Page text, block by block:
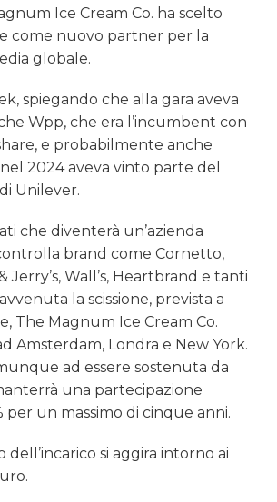
Ice Cream Co. ha scelto
come nuovo partner per la
globale.
spiegando che alla gara aveva
Wpp, che era l’incumbent con
e probabilmente anche
2024 aveva vinto parte del
Unilever.
che diventerà un’azienda
brand come Cornetto,
Jerry’s, Wall’s, Heartbrand e tanti
la scissione, prevista a
The Magnum Ice Cream Co.
Amsterdam, Londra e New York.
ad essere sostenuta da
una partecipazione
per un massimo di cinque anni.
dell’incarico si aggira intorno ai